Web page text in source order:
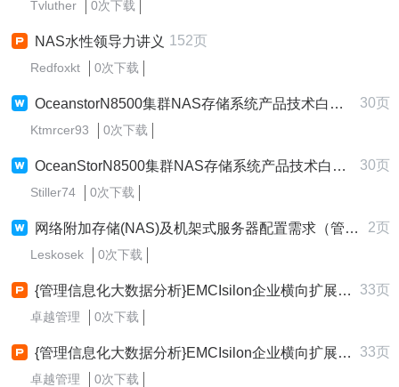
Tvluther 0次下载
NAS水性领导力讲义 152页
Redfoxkt 0次下载
OceanstorN8500集群NAS存储系统产品技术白皮书V21 30页
Ktmrcer93 0次下载
OceanStorN8500集群NAS存储系统产品技术白皮书 30页
Stiller74 0次下载
网络附加存储(NAS)及机架式服务器配置需求（管理服务） 2页
Leskosek 0次下载
{管理信息化大数据分析}EMCIsilon企业横向扩展NAS和大数据解决方案33 33页
卓越管理 0次下载
{管理信息化大数据分析}EMCIsilon企业横向扩展NAS和大数据解决方案 33页
卓越管理 0次下载